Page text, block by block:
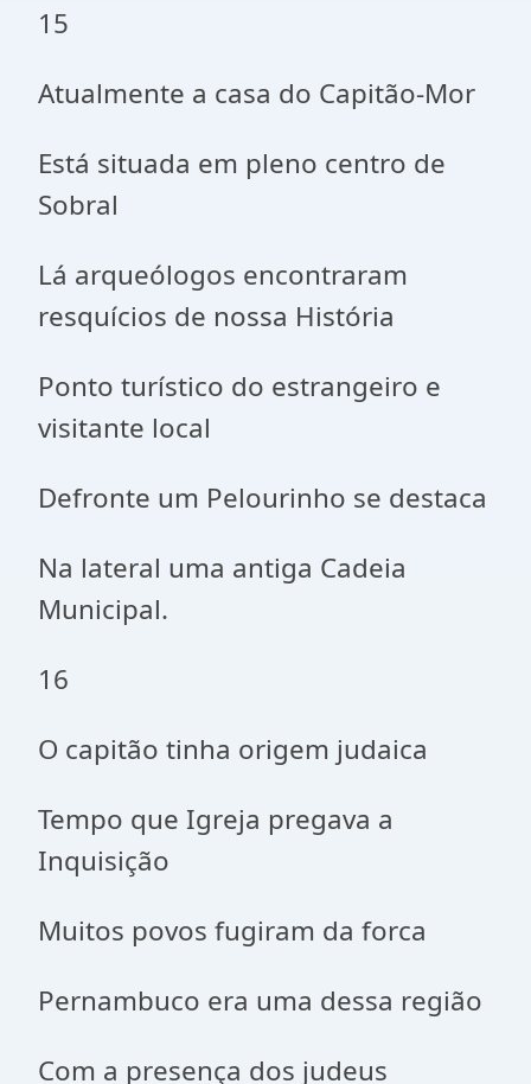
15
Atualmente a casa do Capitão-Mor
Está situada em pleno centro de
Sobral
Lá arqueólogos encontraram
resquícios de nossa História
Ponto turístico do estrangeiro e
visitante local
Defronte um Pelourinho se destaca
Na lateral uma antiga Cadeia
Municipal.
16
O capitão tinha origem judaica
Tempo que Igreja pregava a
Inquisição
Muitos povos fugiram da forca
Pernambuco era uma dessa região
Com a presença dos judeus